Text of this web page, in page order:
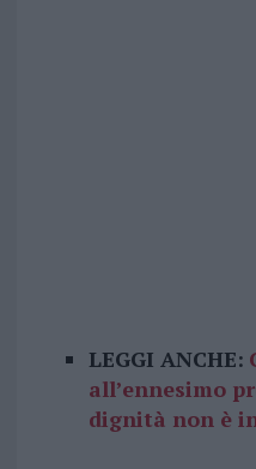
LEGGI ANCHE:
all’ennesimo
dignità non è